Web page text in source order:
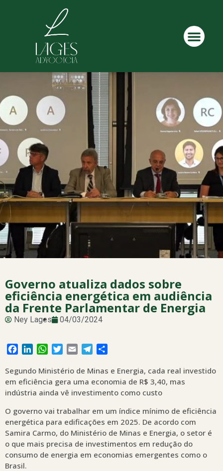
Governo atualiza dados sobre
eficiência energética em audiência
da Frente Parlamentar de Energia
Ney Lages 04/03/2024
Facebook
LinkedInWhatsApp
Twitter
Email Telegram
Segundo Ministério de Minas e Energia, cada real investido
em eficiência gera uma economia de R$ 3,40, mas
indústria ainda vê investimento como custo
O governo vai trabalhar em um índice mínimo de eficiência
energética para edificações em 2025. De acordo com
Samira Carmo, do Ministério de Minas e Energia, o setor é
o que mais precisa de investimentos em redução do
consumo de energia em economias emergentes como o
Brasil.